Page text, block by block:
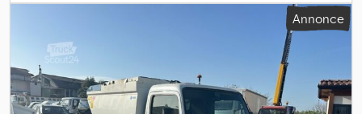
mécanique, classe d'émission:Euro 6, suspension:acier,
airbag, climatisation, filtre à particules, régulateur
, 581 Climatisation automatique, F62 Rétroviseurs
extérieurs chauffants, IH9 Empattement 4300 mm, MD9
Régulateur de vitesse, SA5 Airbag conducteur, SH6 Siège
conducteur confort à suspension horizontale. Joignables par
téléphone du lundi au vendredi jusqu'à 20h00 et le samedi
Annonce